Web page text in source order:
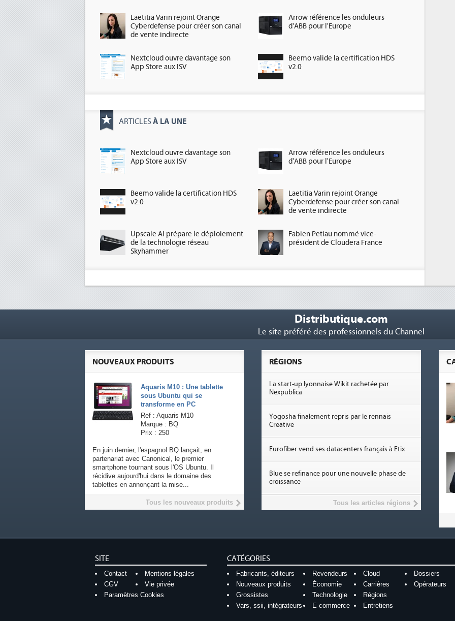
Laetitia Varin rejoint Orange
Cyberdefense pour créer son canal
de vente indirecte
Arrow référence les onduleurs
d'ABB pour l'Europe
Nextcloud ouvre davantage son
App Store aux ISV
Beemo valide la certification HDS
v2.0
ARTICLES À LA UNE
Nextcloud ouvre davantage son
App Store aux ISV
Arrow référence les onduleurs
d'ABB pour l'Europe
Beemo valide la certification HDS
v2.0
Laetitia Varin rejoint Orange
Cyberdefense pour créer son canal
de vente indirecte
Upscale AI prépare le déploiement
de la technologie réseau
Skyhammer
Fabien Petiau nommé vice-
président de Cloudera France
Distributique.com
Le site préféré des professionnels du Channel
NOUVEAUX PRODUITS
Aquaris M10 : Une tablette
sous Ubuntu qui se
transforme en PC
Ref : Aquaris M10
Marque : BQ
Prix : 250
En juin dernier, l'espagnol BQ lançait, en
partenariat avec Canonical, le premier
smartphone tournant sous l'OS Ubuntu. Il
récidive aujourd'hui dans le domaine des
tablettes en annonçant la mise...
Tous les nouveaux produits
RÉGIONS
La start-up lyonnaise Wikit rachetée par
Nexpublica
Yogosha finalement repris par le rennais
Creative
Eurofiber vend ses datacenters français à Etix
Blue se refinance pour une nouvelle phase de
croissance
Tous les articles régions
SITE
Contact
Mentions légales
CGV
Vie privée
Paramètres Cookies
CATÉGORIES
Fabricants, éditeurs Revendeurs Cloud
Dossiers
Nouveaux produits
Économie Carrières
Opérateurs
Grossistes
Technologie
Régions
Vars, ssii, intégrateurs
E-commerce Entretiens